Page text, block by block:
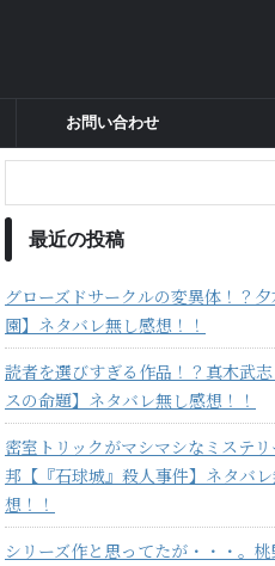
お問い合わせ
最近の投稿
グローズドサークルの変異体！？
園】ネタバレ無し感想！！
読者を選びすぎる作品！？真木武
スの命題】ネタバレ無し感想！！
密室トリックがマシマシなミステ
邦【『石球城』殺人事件】ネタバ
想！！
シリーズ作と思ってたが・・・。